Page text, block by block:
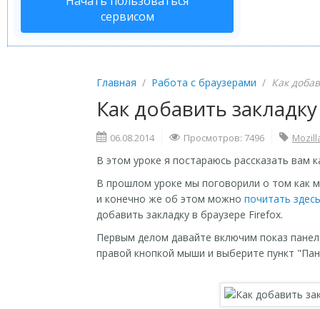
сервисом
Главная / Работа с браузерами / Как
Как добавить
06.08.2014 Просмотров: 7496
В этом уроке я постараюсь рассказать вам
В прошлом уроке мы поговорили о том как
и конечно же об этом можно почитать здесь
добавить закладку в браузере Firefox.
Первым делом давайте включим показ
правой кнопкой мыши и выберите пункт